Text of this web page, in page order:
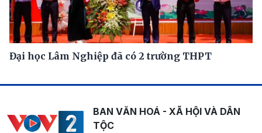
Đại học Lâm Nghiệp đã có 2 trường THPT
BAN VĂN HOÁ - XÃ HỘI VÀ DÂN
TỘC